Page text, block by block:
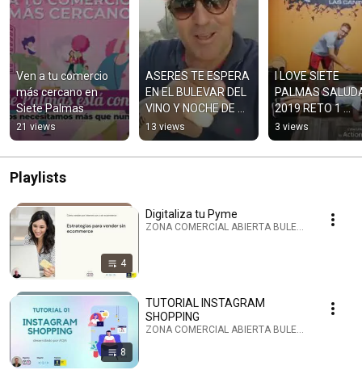
Ven a tu comercio
más cercano en
Siete Palmas
21 views
ASERES TE ESPERA
EN EL BULEVAR DEL
VINO Y NOCHE DE
FINAOS 2019
13 views
I LOVE SIETE
PALMAS
2019 RETO 1
PLANCHA
3 views
Playlists
4
Digitaliza tu Pyme
ZONA COMERCIAL ABIERTA BULEVAR SIETE
8
TUTORIAL INSTAGRAM
SHOPPING
ZONA COMERCIAL ABIERTA BULEVAR SIETE